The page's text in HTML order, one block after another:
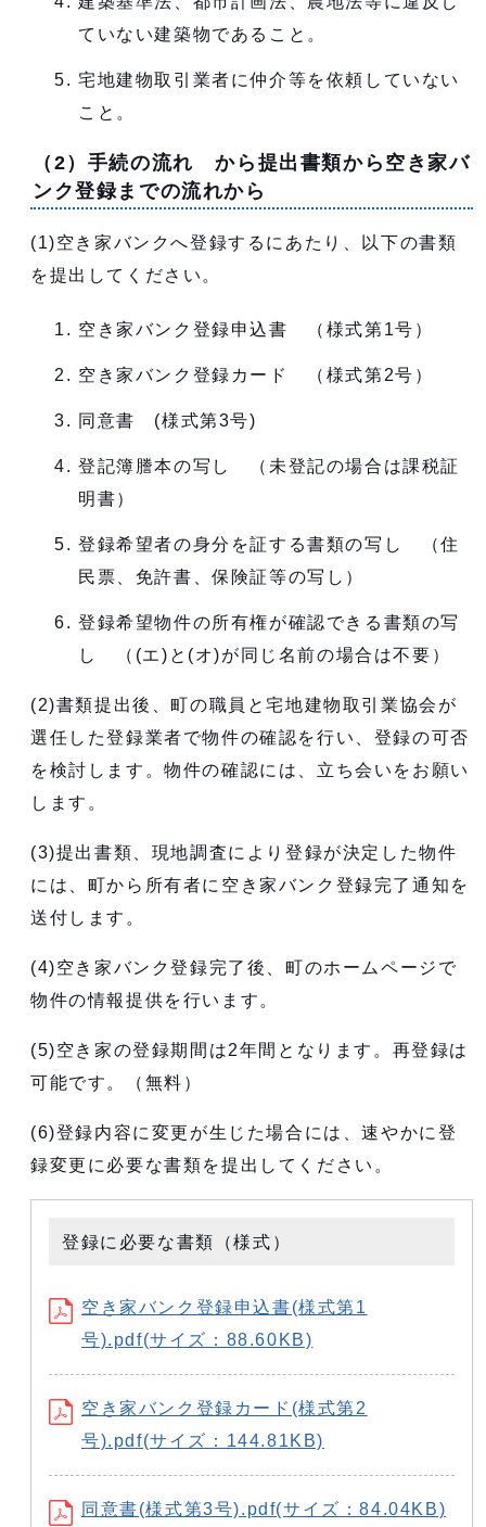
ていない建築物であること。
宅地建物取引業者に仲介等を依頼していない
こと。
（2）手続の流れ から提出書類から空き家バ
ンク登録までの流れから
(1)空き家バンクへ登録するにあたり、以下の書類
を提出してください。
空き家バンク登録申込書 （様式第1号）
空き家バンク登録カード （様式第2号）
同意書 (様式第3号)
登記簿謄本の写し （未登記の場合は課税証
明書）
登録希望者の身分を証する書類の写し （住
民票、免許書、保険証等の写し）
登録希望物件の所有権が確認できる書類の写
し （(エ)と(オ)が同じ名前の場合は不要）
(2)書類提出後、町の職員と宅地建物取引業協会が
選任した登録業者で物件の確認を行い、登録の可否
を検討します。物件の確認には、立ち会いをお願い
します。
(3)提出書類、現地調査により登録が決定した物件
には、町から所有者に空き家バンク登録完了通知を
送付します。
(4)空き家バンク登録完了後、町のホームページで
物件の情報提供を行います。
(5)空き家の登録期間は2年間となります。再登録は
可能です。（無料）
(6)登録内容に変更が生じた場合には、速やかに登
録変更に必要な書類を提出してください。
登録に必要な書類（様式）
空き家バンク登録申込書(様式第1
号).pdf(サイズ：88.60KB)
空き家バンク登録カード(様式第2
号).pdf(サイズ：144.81KB)
同意書(様式第3号).pdf(サイズ：84.04KB)